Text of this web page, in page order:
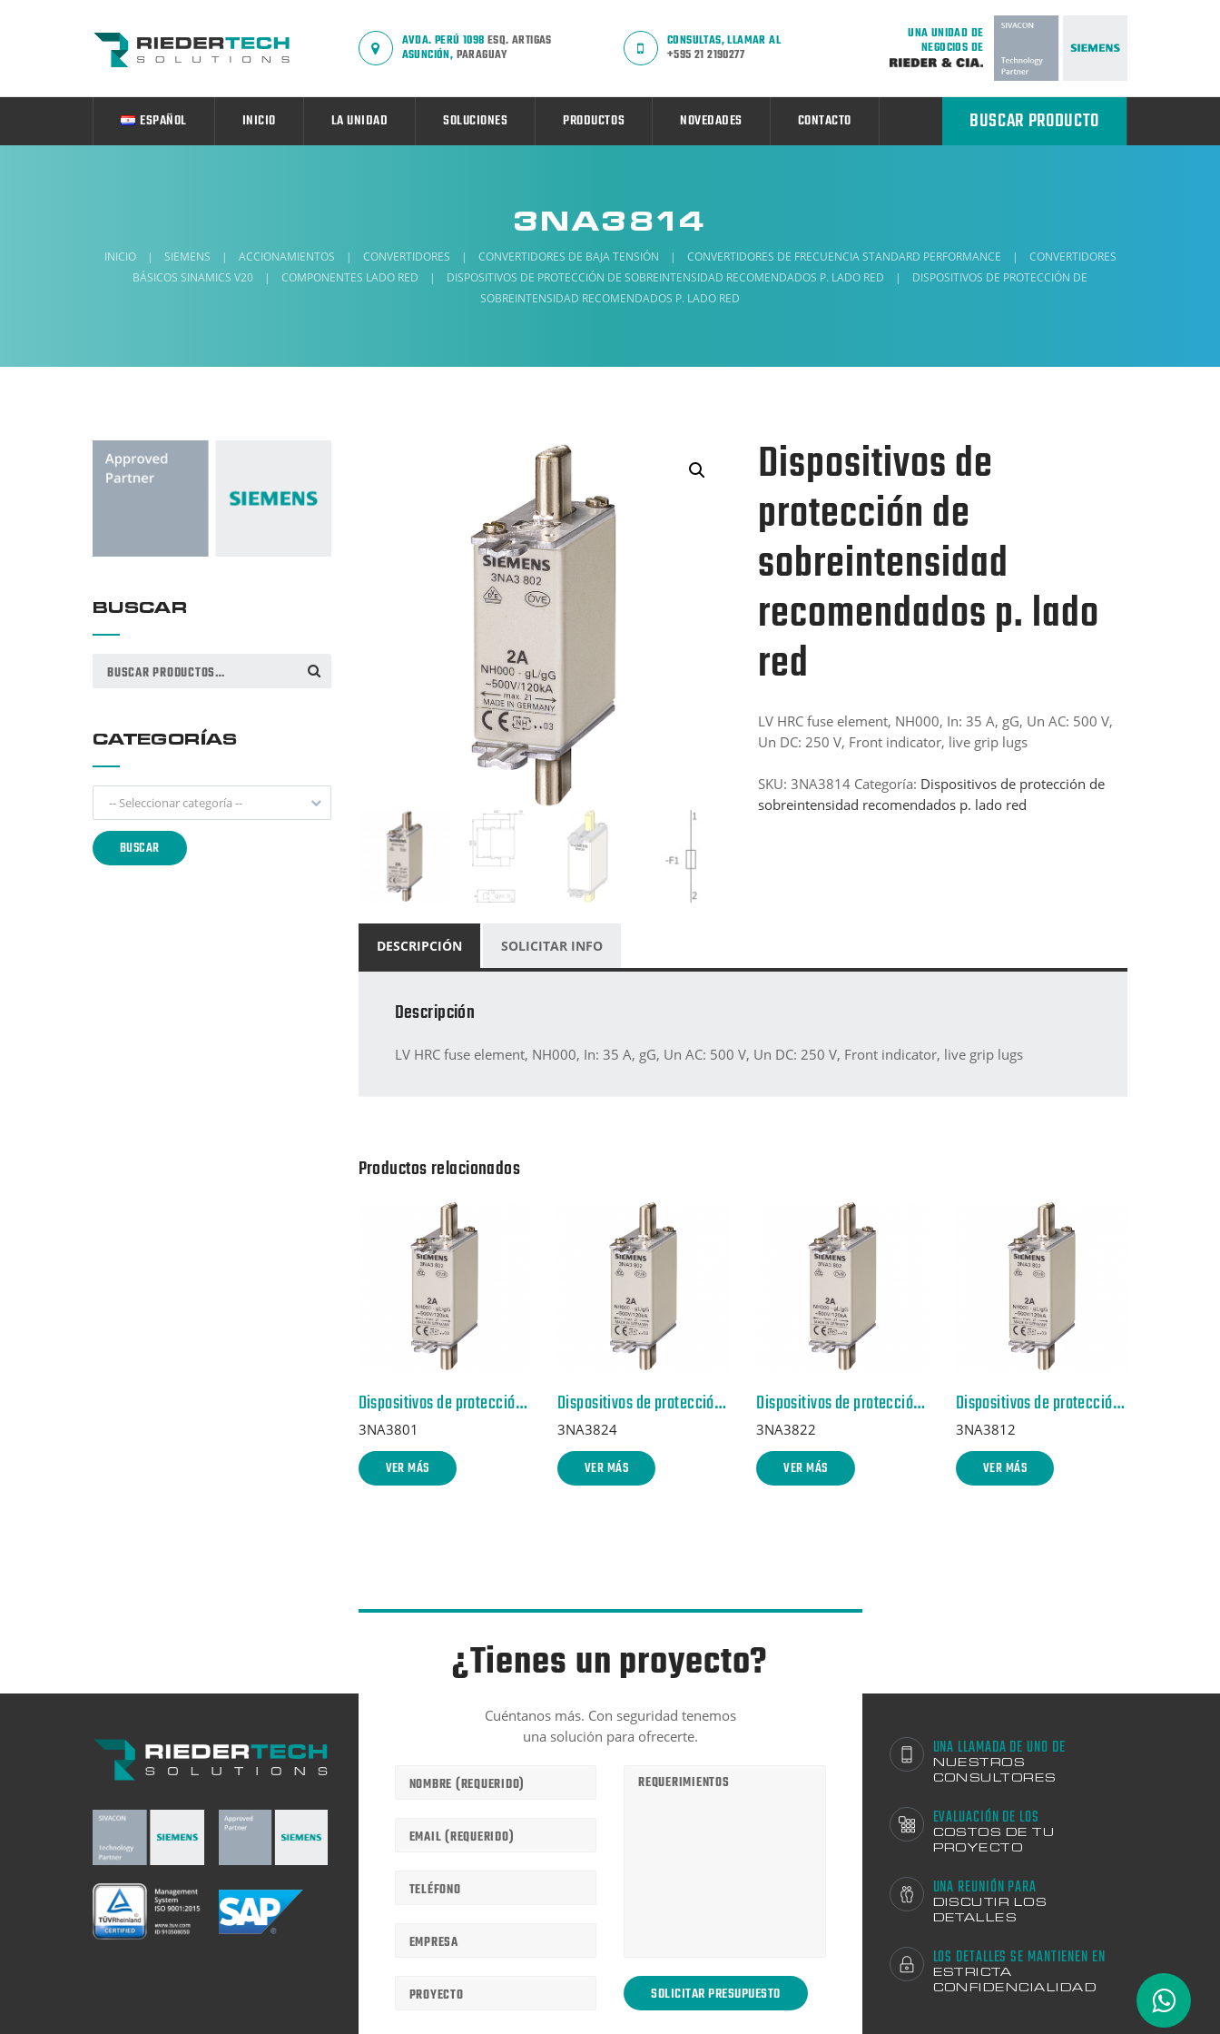
AVDA. PERÚ 1098 ESQ. ARTIGAS
ASUNCIÓN, PARAGUAY
CONSULTAS, LLAMAR AL
+595 21 2190277
UNA UNIDAD DE
NEGOCIOS DE
ESPAÑOL INICIO LA UNIDAD SOLUCIONES PRODUCTOS NOVEDADES CONTACTO BUSCAR PRODUCTO
3NA3814
INICIO | SIEMENS | ACCIONAMIENTOS | CONVERTIDORES | CONVERTIDORES DE BAJA TENSIÓN | CONVERTIDORES DE FRECUENCIA STANDARD PERFORMANCE |
CONVERTIDORES
BÁSICOS SINAMICS V20
| COMPONENTES LADO RED | DISPOSITIVOS DE PROTECCIÓN DE SOBREINTENSIDAD RECOMENDADOS P. LADO RED |
DISPOSITIVOS DE PROTECCIÓN DE
SOBREINTENSIDAD RECOMENDADOS P. LADO RED
Dispositivos de
protección de
sobreintensidad
recomendados p. lado
red
LV HRC fuse element, NH000, In: 35 A, gG, Un AC: 500 V,
Un DC: 250 V, Front indicator, live grip lugs
SKU:3NA3814 Categoría: Dispositivos de protección de
sobreintensidad recomendados p. lado red
DESCRIPCIÓN SOLICITAR INFO
Descripción
LV HRC fuse element, NH000, In: 35 A, gG, Un AC: 500 V, Un DC: 250 V, Front indicator, live grip lugs
Productos relacionados
Dispositivos de protección de sobreintensidad recomendados p. lado red
3NA3801
VER MÁS
Dispositivos de protección de sobreintensidad recomendados p. lado red
3NA3824
VER MÁS
Dispositivos de protección de sobreintensidad recomendados p. lado red
3NA3822
VER MÁS
Dispositivos de protección de sobreintensidad recomendados p. lado red
3NA3812
VER MÁS
BUSCAR
Buscar
BUSCAR
CATEGORÍAS
-- Seleccionar categoría --
BUSCAR
¿Tienes un proyecto?
Cuéntanos más. Con seguridad tenemos
una solución para ofrecerte.
UNA LLAMADA DE UNO DE
NUESTROS
CONSULTORES
EVALUACIÓN DE LOS
COSTOS DE TU
PROYECTO
UNA REUNIÓN PARA
DISCUTIR LOS
DETALLES
LOS DETALLES SE MANTIENEN EN
ESTRICTA
CONFIDENCIALIDAD